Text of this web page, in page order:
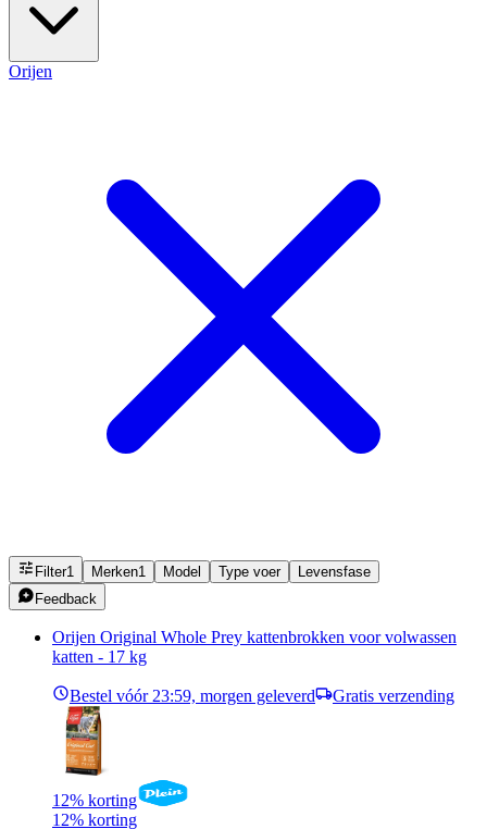
Orijen
Filter1 Merken1 Model Type voer
Levensfase
Feedback
Orijen Original Whole Prey kattenbrokken voor volwassen
katten - 17 kg
Bestel vóór 23:59, morgen geleverd Gratis verzending
12% korting
12% korting